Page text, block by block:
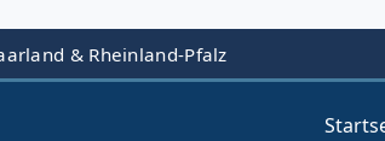
& Rheinland-Pfalz